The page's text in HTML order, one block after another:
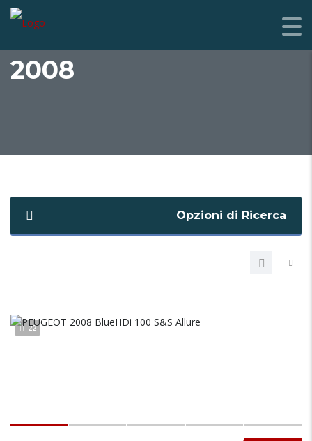
2008
Opzioni di Ricerca
22